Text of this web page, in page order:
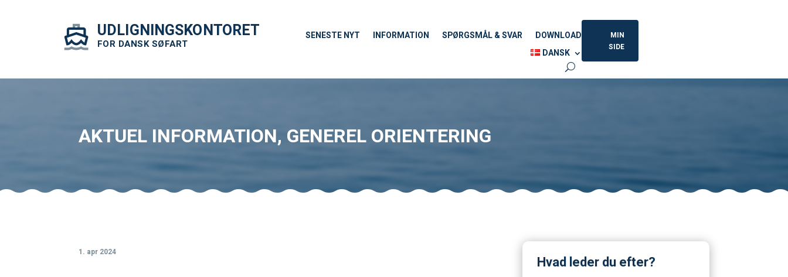
UDLIGNINGSKONTORET
FOR DANSK SØFART
SENESTE NYT INFORMATION SPØRGSMÅL & SVAR
DOWNLOAD
DANSK
MIN
SIDE
AKTUEL INFORMATION, GENEREL ORIENTERING
1. apr 2024
Hvad leder du efter?